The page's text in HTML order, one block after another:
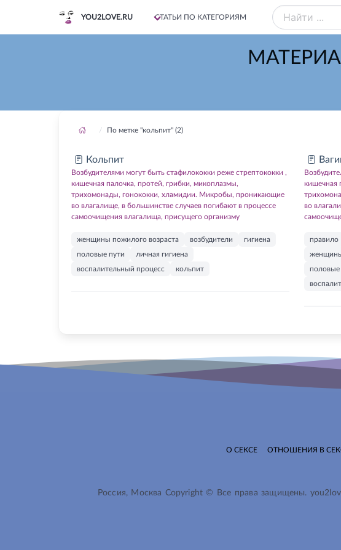
YOU2LOVE.RU СТАТЬИ ПО КАТЕГОРИЯМ
По метке "кольпит" (2)
Кольпит
Возбудителями могут быть стафилококки реже стрептококки ,
кишечная палочка, протей, грибки, микоплазмы,
трихомонады, гонококки, хламидии. Микробы, проникающие
во влагалище, в большинстве случаев погибают в процессе
самоочищения влагалища, присущего организму
женщины пожилого возраста возбудители
гигиена
половые пути
личная гигиена
воспалительный процесс
кольпит
кишечная
во
правило
женщины
половые
О СЕКСЕ ОТНОШЕНИЯ В
Россия, Москва Copyright © Все права защищены.